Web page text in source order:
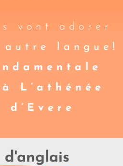
vont adorer
autre langue!
L’athénée
d’Evere
d'anglais